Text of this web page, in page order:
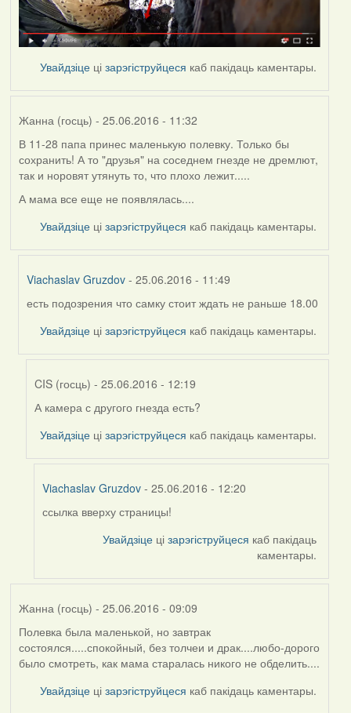
Увайдзіце цізарэгіструйцеся каб пакідаць каментары.
Жанна (госць) - 25.06.2016 - 11:32
В 11-28 папа принес маленькую полевку. Только бы
сохранить! А то "друзья" на соседнем гнезде не дремлют,
так и норовят утянуть то, что плохо лежит.....
А мама все еще не появлялась....
Увайдзіце цізарэгіструйцеся каб пакідаць каментары.
Viachaslav Gruzdov - 25.06.2016 - 11:49
In
reply
by
(госць)
есть подозрения что самку стоит ждать не раньше 18.00
Увайдзіце цізарэгіструйцеся каб пакідаць каментары.
CIS (госць) - 25.06.2016 - 12:19
In
reply
by
Gruzdov
А камера с другого гнезда есть?
Увайдзіце цізарэгіструйцеся каб пакідаць каментары.
Viachaslav Gruzdov- 25.06.2016 - 12:20
In
CIS
ссылка вверху страницы!
Увайдзіце цізарэгіструйцеся каб пакідаць
каментары.
Жанна (госць) - 25.06.2016 - 09:09
Полевка была маленькой, но завтрак
состоялся.....спокойный, без толчеи и драк....любо-дорого
было смотреть, как мама старалась никого не обделить....
Увайдзіце цізарэгіструйцеся каб пакідаць каментары.